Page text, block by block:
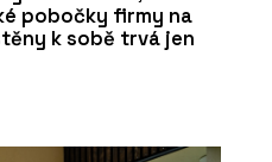
pobočky firmy na
k sobě trvá jen